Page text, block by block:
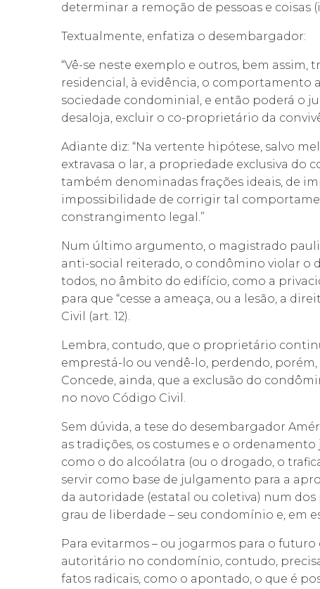
determinar a remoção de pessoas e coisas
Textualmente, enfatiza o desembargador:
“Vê-se neste exemplo e outros, bem
residencial, à evidência, o comportamento
sociedade condominial, e então poderá o
desaloja, excluir o co-proprietário da
Adiante diz: “Na vertente hipótese, salvo
extravasa o lar, a propriedade exclusiva do
também denominadas frações ideais, de
impossibilidade de corrigir tal
constrangimento legal.”
Num último argumento, o magistrado
anti-social reiterado, o condômino violar o
todos, no âmbito do edifício, como a
para que “cesse a ameaça, ou a lesão, a
Civil (art. 12).
Lembra, contudo, que o proprietário
emprestá-lo ou vendê-lo, perdendo,
Concede, ainda, que a exclusão do
no novo Código Civil.
Sem dúvida, a tese do desembargador
as tradições, os costumes e o
como o do alcoólatra (ou o drogado, o
servir como base de julgamento para a
da autoridade (estatal ou coletiva) num
grau de liberdade – seu condomínio e, em
Para evitarmos – ou jogarmos para o
autoritário no condomínio, contudo,
fatos radicais, como o apontado, o que é